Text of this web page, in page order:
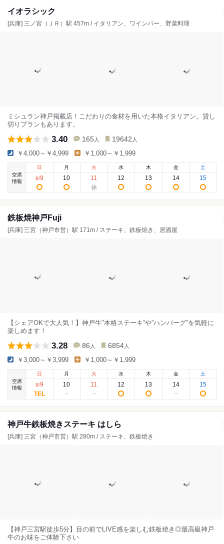
イオラシック
[兵庫] 三ノ宮（ＪＲ）駅 457m / イタリアン、ワインバー、野菜料理
ミシュラン神戸掲載店！こだわりの食材を用いた本格イタリアン。貸し
切りプランもあります。
3.40 165 人 19642 人
￥4,000～￥4,999 ￥1,000～￥1,999
空席
情報
日
8/9
月
10
火
11
水
12
木
13
金
14
土
15
鉄板焼神戸Fuji
[兵庫] 三宮（神戸市営）駅 171m / ステーキ、鉄板焼き、居酒屋
【シェアOKで大人気！】神戸牛"本格ステーキ”や”ハンバーグ”を気軽に
楽しめます！
3.28 86 人 6854 人
￥3,000～￥3,999 ￥1,000～￥1,999
空席
情報
日
8/9
月
10
火
11
水
12
木
13
金
14
土
15
神戸牛鉄板焼きステーキ はしら
[兵庫] 三宮（神戸市営）駅 280m / ステーキ、鉄板焼き
【神戸三宮駅徒歩5分】目の前でLIVE感を楽しむ鉄板焼き◎最高級神戸
牛のお味をご体験下さい